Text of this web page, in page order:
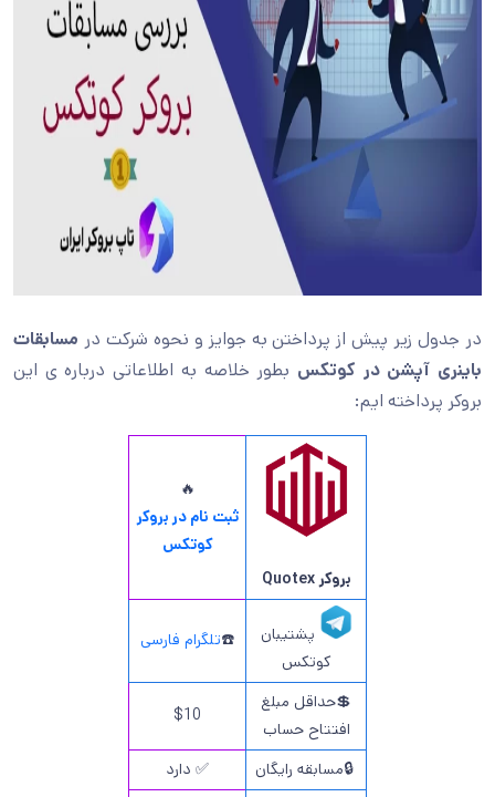
در جدول زیر پیش از پرداختن به جوایز و نحوه شرکت در مسابقات
باینری آپشن در کوتکس بطور خلاصه به اطلاعاتی درباره ی این
بروکر پرداخته ایم:
بروکر Quotex
🔥
ثبت نام در بروکر
کوتکس
پشتیبان
کوتکس
☎️تلگرام فارسی
💲حداقل مبلغ
افتتاح حساب
$10
🔒مسابقه رایگان
✅ دارد